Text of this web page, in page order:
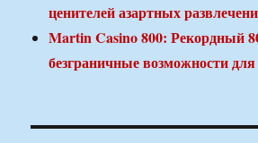
ценителей азартных
Martin Casino 800: Рекордный
безграничные возможности